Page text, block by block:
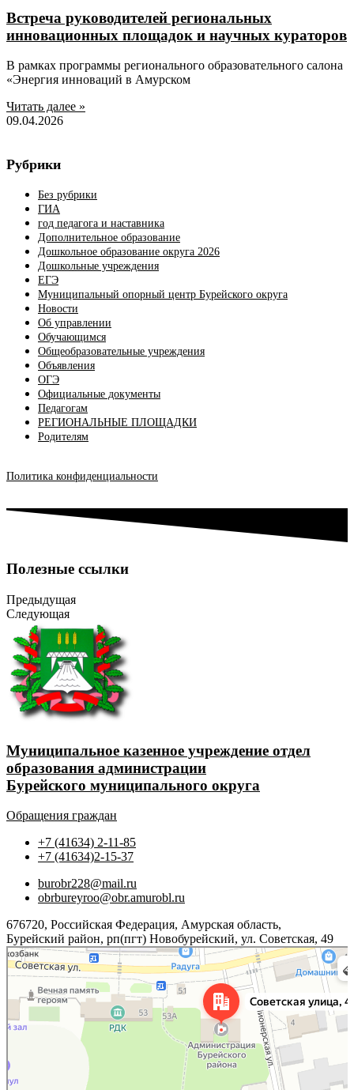
Встреча руководителей региональных
инновационных площадок и научных кураторов
В рамках программы регионального образовательного салона
«Энергия инноваций в Амурском
Читать далее »
09.04.2026
Рубрики
Без рубрики
ГИА
год педагога и наставника
Дополнительное образование
Дошкольное образование округа 2026
Дошкольные учреждения
ЕГЭ
Муниципальный опорный центр Бурейского округа
Новости
Об управлении
Обучающимся
Общеобразовательные учреждения
Объявления
ОГЭ
Официальные документы
Педагогам
РЕГИОНАЛЬНЫЕ ПЛОЩАДКИ
Родителям
Политика конфиденциальности
Полезные ссылки
Предыдущая
Следующая
Муниципальное казенное учреждение отдел
образования администрации
Бурейского муниципального округа
Обращения граждан
+7 (41634) 2-11-85
+7 (41634)2-15-37
burobr228@mail.ru
obrbureyroo@obr.amurobl.ru
676720, Российская Федерация, Амурская область,
Бурейский район, рп(пгт) Новобурейский, ул. Советская, 49
Яндекс.Карты
Советская улица, 49 — Яндекс.Карты